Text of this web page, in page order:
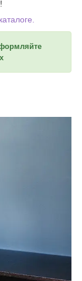
!
каталоге.